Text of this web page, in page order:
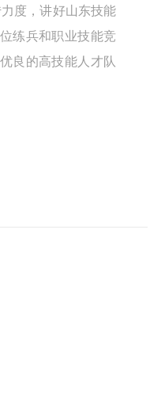
度，讲好山东技能
练兵和职业技能竞
良的高技能人才队